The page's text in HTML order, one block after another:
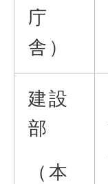
庁
舎）
建設
部
（本